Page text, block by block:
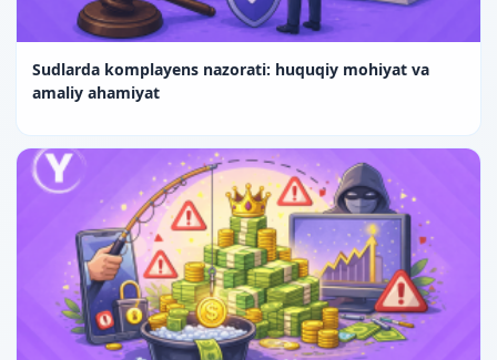
Sudlarda komplayens nazorati: huquqiy mohiyat va
amaliy ahamiyat